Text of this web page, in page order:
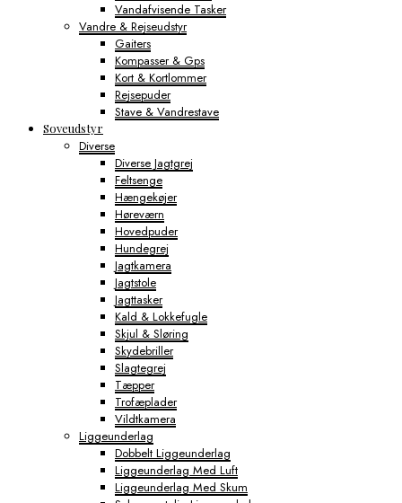
Vandafvisende Tasker
Vandre & Rejseudstyr
Gaiters
Kompasser & Gps
Kort & Kortlommer
Rejsepuder
Stave & Vandrestave
Soveudstyr
Diverse
Diverse Jagtgrej
Feltsenge
Hængekøjer
Høreværn
Hovedpuder
Hundegrej
Jagtkamera
Jagtstole
Jagttasker
Kald & Lokkefugle
Skjul & Sløring
Skydebriller
Slagtegrej
Tæpper
Trofæplader
Vildtkamera
Liggeunderlag
Dobbelt Liggeunderlag
Liggeunderlag Med Luft
Liggeunderlag Med Skum